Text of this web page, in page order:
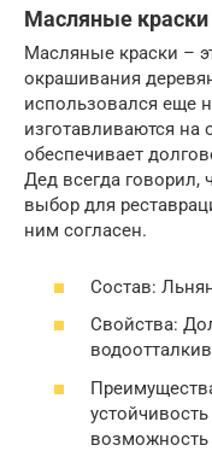
Масляные краски
Масляные краски –
окрашивания
использовался еще
изготавливаются на
обеспечивает
Дед всегда говорил,
выбор для
ним согласен.
Состав:
Свойства:
возможность